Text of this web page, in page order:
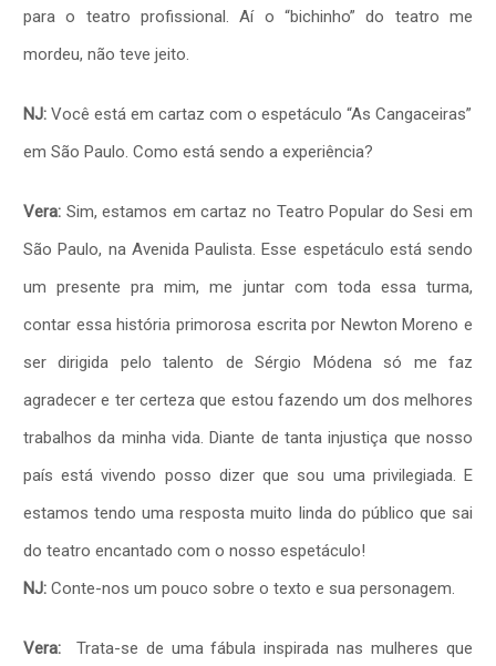
para o teatro profissional. Aí o “bichinho” do teatro me
mordeu, não teve jeito.
NJ: Você está em cartaz com o espetáculo “As Cangaceiras”
em São Paulo. Como está sendo a experiência?
Vera: Sim, estamos em cartaz no Teatro Popular do Sesi em
São Paulo, na Avenida Paulista. Esse espetáculo está sendo
um presente pra mim, me juntar com toda essa turma,
contar essa história primorosa escrita por Newton Moreno e
ser dirigida pelo talento de Sérgio Módena só me faz
agradecer e ter certeza que estou fazendo um dos melhores
trabalhos da minha vida. Diante de tanta injustiça que nosso
país está vivendo posso dizer que sou uma privilegiada. E
estamos tendo uma resposta muito linda do público que sai
do teatro encantado com o nosso espetáculo!
NJ: Conte-nos um pouco sobre o texto e sua personagem.
Vera: Trata-se de uma fábula inspirada nas mulheres que